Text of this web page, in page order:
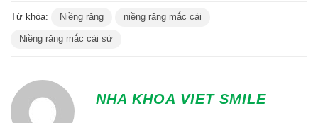
Từ khóa: Niềng răng niềng răng mắc cài
Niềng răng mắc cài sứ
NHA KHOA VIET SMILE